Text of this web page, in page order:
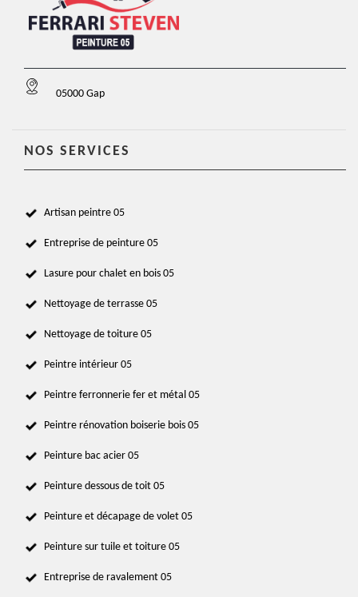
05000 Gap
NOS SERVICES
Artisan peintre 05
Entreprise de peinture 05
Lasure pour chalet en bois 05
Nettoyage de terrasse 05
Nettoyage de toiture 05
Peintre intérieur 05
Peintre ferronnerie fer et métal 05
Peintre rénovation boiserie bois 05
Peinture bac acier 05
Peinture dessous de toit 05
Peinture et décapage de volet 05
Peinture sur tuile et toiture 05
Entreprise de ravalement 05